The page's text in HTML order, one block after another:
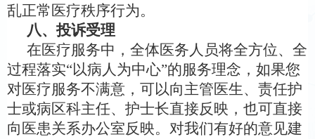
乱正常医疗秩序行为。
八、投诉受理
在医疗服务中，全体医务人员将全方位、全
过程落实“以病人为中心”的服务理念，如果您
对医疗服务不满意，可以向主管医生、责任护
士或病区科主任、护士长直接反映，也可直接
向医患关系办公室反映。对我们有好的意见建